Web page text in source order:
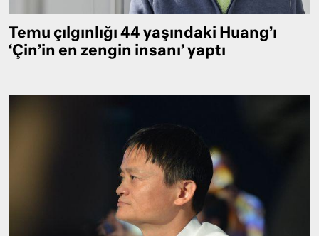
Temu çılgınlığı 44 yaşındaki Huang’ı
‘Çin’in en zengin insanı’ yaptı